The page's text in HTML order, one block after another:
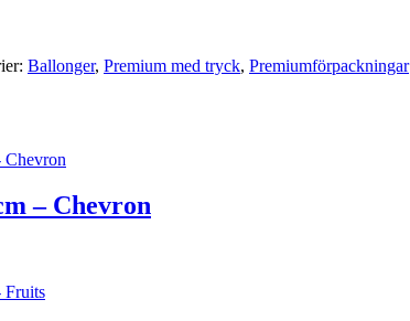
Ballonger, Premium med tryck, Premium­förpackningar
– Chevron